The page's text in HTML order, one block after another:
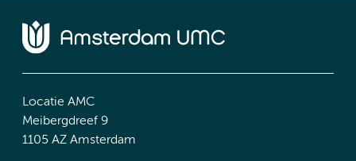
Locatie AMC
Meibergdreef 9
1105 AZ Amsterdam